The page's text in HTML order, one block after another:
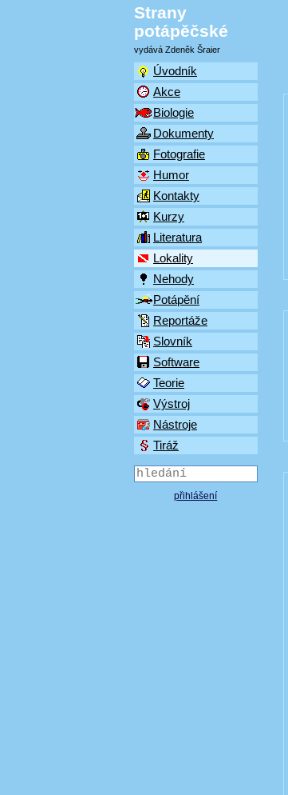
Strany
potápěčské
vydává Zdeněk Šraier
Úvodník
Akce
Biologie
Dokumenty
Fotografie
Humor
Kontakty
Kurzy
Literatura
Lokality
Nehody
Potápění
Reportáže
Slovník
Software
Teorie
Výstroj
Nástroje
Tiráž
přihlášení